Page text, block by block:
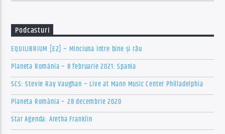
Podcasturi
EQUILIBRIUM [E2] – Minciuna între bine și rău
Planeta România – 8 februarie 2021: Spania
SCS: Stevie Ray Vaughan – Live at Mann Music Center Philladelphia
Planeta România – 28 decembrie 2020
Star Agenda: Aretha Franklin